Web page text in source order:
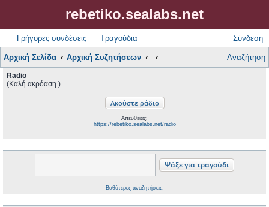
rebetiko.sealabs.net
Γρήγορες συνδέσεις Τραγούδια Σύνδεση
Αρχική Σελίδα Αρχική Συζητήσεων Αναζήτηση
Radio
(Καλή ακρόαση )..
Απευθείας:
https://rebetiko.sealabs.net/radio
Βαθύτερες αναζητήσεις;